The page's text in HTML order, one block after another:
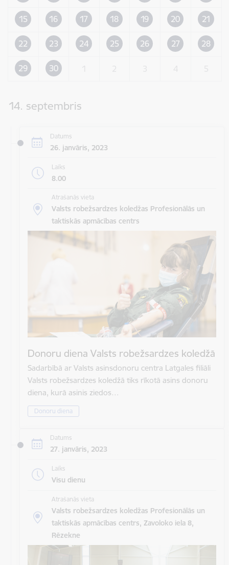
15 16 17 18 19 20 21
22 23 24 25 26 27 28
29 30
14. septembris
Datums
26. janvāris, 2023
Laiks
8.00
Atrašanās vieta
Valsts robežsardzes koledžas Profesionālās un
taktiskās apmācības centrs
Donoru diena Valsts robežsardzes koledžā
Sadarbībā ar Valsts asinsdonoru centra Latgales filiāli
Valsts robežsardzes koledžā tiks rīkotā asins donoru
diena, kurā asinis ziedos…
Donoru diena
Datums
27. janvāris, 2023
Laiks
Visu dienu
Atrašanās vieta
Valsts robežsardzes koledžas Profesionālās un
taktiskās apmācības centrs, Zavoloko iela 8,
Rēzekne